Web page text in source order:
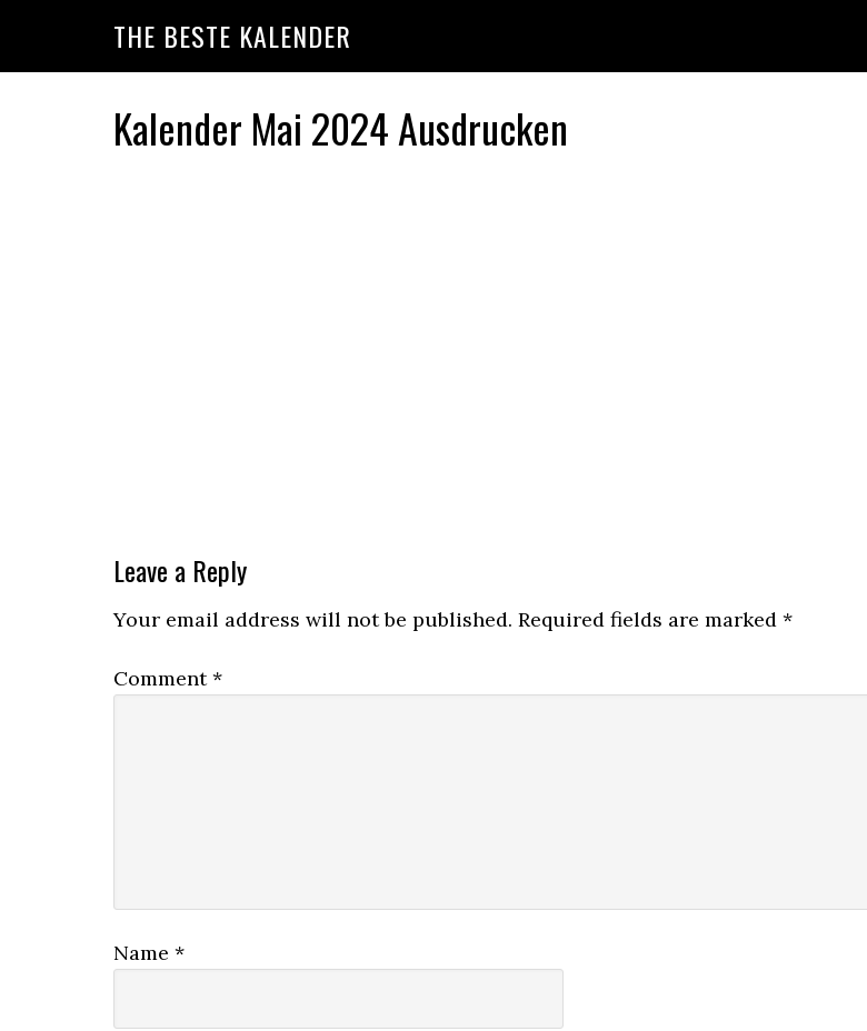
THE BESTE KALENDER
Kalender Mai 2024 Ausdrucken
Reader
Interactions
Leave a Reply
Your email address will not be published. Required fields are marked *
Comment*
Name *